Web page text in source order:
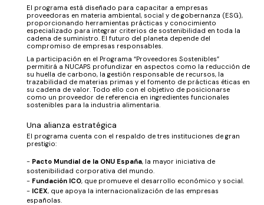
El programa está diseñado para capacitar a empresas
proveedoras en materia ambiental, social y de gobernanza (ESG),
proporcionando herramientas prácticas y conocimiento
especializado para integrar criterios de sostenibilidad en toda la
cadena de suministro. El futuro del planeta depende del
compromiso de empresas responsables.
La participación en el Programa “Proveedores Sostenibles”
permitirá a NUCAPS profundizar en aspectos como la reducción de
su huella de carbono, la gestión responsable de recursos, la
trazabilidad de materias primas y el fomento de prácticas éticas en
su cadena de valor. Todo ello con el objetivo de posicionarse
como un proveedor de referencia en ingredientes funcionales
sostenibles para la industria alimentaria.
Una alianza estratégica
El programa cuenta con el respaldo de tres instituciones de gran
prestigio:
Pacto Mundial de la ONU España, la mayor iniciativa de
sostenibilidad corporativa del mundo.
Fundación ICO, que promueve el desarrollo económico y social.
ICEX, que apoya la internacionalización de las empresas
españolas.